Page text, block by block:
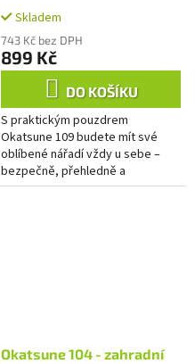
Skladem
743 Kč bez DPH
899 Kč
DO KOŠÍKU
S praktickým pouzdrem
Okatsune 109 budete mít své
oblíbené nářadí vždy u sebe –
bezpečně, přehledně a
připravené k použití. Stačí jej
Okatsune 104 - zahradní